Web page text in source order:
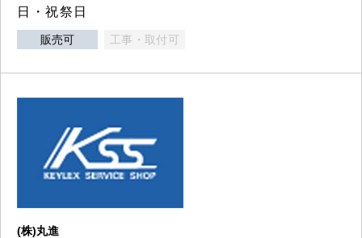
日・祝祭日
販売可 工事・取付可
(株)丸進